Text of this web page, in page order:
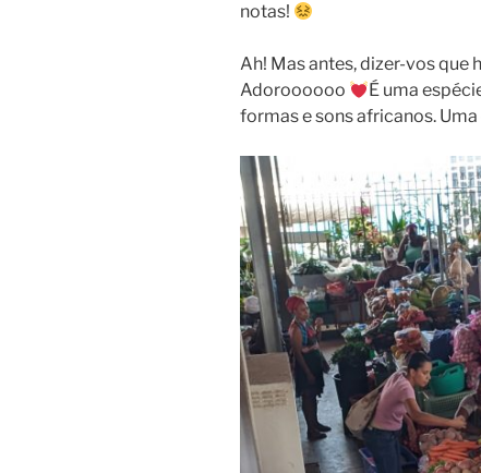
notas!
Ah! Mas antes, dizer-vos que
Adoroooooo
É uma
formas e sons africanos.